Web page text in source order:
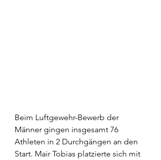
Beim Luftgewehr-Bewerb der
Männer gingen insgesamt 76
Athleten in 2 Durchgängen an den
Start. Mair Tobias platzierte sich mit